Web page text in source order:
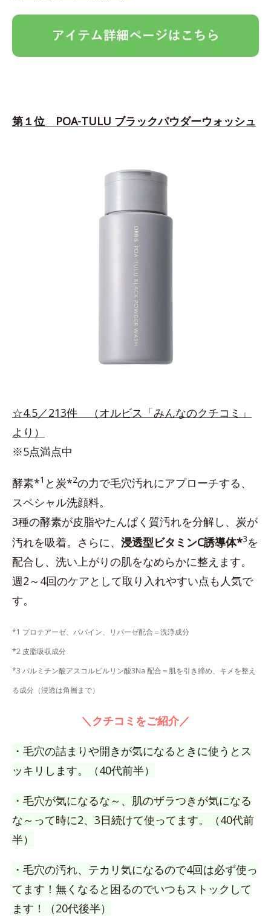
第１位 POA-TULU ブラックパウダーウォッシュ
☆4.5／213件 （オルビス「みんなのクチコミ」
より）
※5点満点中
酵素*1 と炭*2の力で毛穴汚れにアプローチする、
スペシャル洗顔料。
3種の酵素が皮脂やたんぱく質汚れを分解し、炭が
汚れを吸着。さらに、 浸透型ビタミンC誘導体*3を
配合し、洗い上がりの肌をなめらかに整えます。
週2～4回のケアとして取り入れやすい点も人気で
す。
*1 プロテアーゼ、パパイン、リパーゼ配合＝洗浄成分
*2 皮脂吸収成分
*3 パルミチン酸アスコルビルリン酸3Na 配合＝肌を引き締め、キメを整え
る成分（浸透は角層まで）
＼クチコミをご紹介／
・毛穴の詰まりや開きが気になるときに使うとス
ッキリします。（40代前半）
・毛穴が気になるな～、肌のザラつきが気になる
な～って時に2、3日続けて使ってます。（40代前
半）
・毛穴の汚れ、テカリ気になるので4回は必ず使っ
てます！無くなると困るのでいつもストックして
ます！（20代後半）